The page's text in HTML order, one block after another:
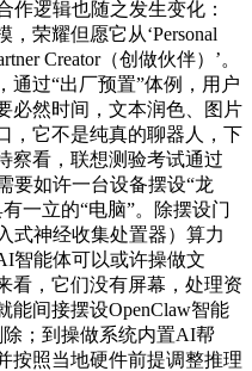
作逻辑也随之发生变化：
荣耀但愿它从‘Personal
Creator（创做伙伴）’。
通过“出厂预置”体例，用户
必然时间，文本润色、图片
，它不是纯真的聊器人，下
察看，联想测验考试通过
要如许一台设备摆设“龙
一立的“电脑”。除摆设门
式神经收集处置器）算力
智能体可以或许操做文
看，它们没有屏幕，处理资
能间接摆设OpenClaw智能
；到操做系统内置AI帮
按照当地硬件前提调整推理